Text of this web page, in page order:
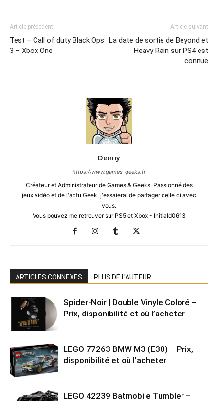
Article précédent
Test – Call of duty Black Ops
3 – Xbox One
Article suivant
La date de sortie de Beyond et
Heavy Rain sur PS4 est
connue
Denny
https://www.games-geeks.fr
Créateur et Administrateur de Games & Geeks. Passionné des
jeux vidéo et de l'actu Geek, j'essaierai de partager celle ci avec
vous.
Vous pouvez me retrouver sur PS5 et Xbox - Initiald0613
ARTICLES CONNEXES PLUS DE L'AUTEUR
Spider-Noir | Double Vinyle Coloré –
Prix, disponibilité et où l’acheter
LEGO 77263 BMW M3 (E30) – Prix,
disponibilité et où l’acheter
LEGO 42239 Batmobile Tumbler –